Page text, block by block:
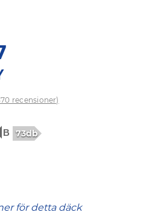
recensioner)
73db
för detta däck